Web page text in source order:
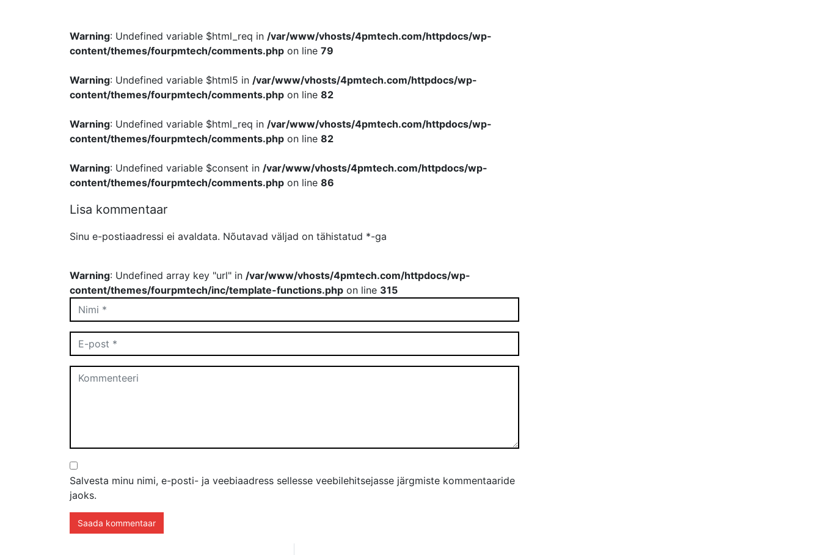
Warning: Undefined variable $html_req in /var/www/vhosts/4pmtech.com/httpdocs/wp-
content/themes/fourpmtech/comments.php on line 79
Warning: Undefined variable $html5 in /var/www/vhosts/4pmtech.com/httpdocs/wp-
content/themes/fourpmtech/comments.php on line 82
Warning: Undefined variable $html_req in /var/www/vhosts/4pmtech.com/httpdocs/wp-
content/themes/fourpmtech/comments.php on line 82
Warning: Undefined variable $consent in /var/www/vhosts/4pmtech.com/httpdocs/wp-
content/themes/fourpmtech/comments.php on line 86
Lisa kommentaar
Sinu e-postiaadressi ei avaldata. Nõutavad väljad on tähistatud *-ga
Warning: Undefined array key "url" in /var/www/vhosts/4pmtech.com/httpdocs/wp-
content/themes/fourpmtech/inc/template-functions.php on line 315
Salvesta minu nimi, e-posti- ja veebiaadress sellesse veebilehitsejasse järgmiste kommentaaride
jaoks.